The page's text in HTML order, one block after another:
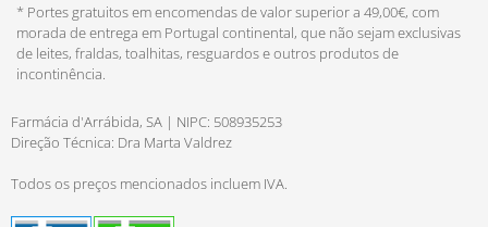
* Portes gratuitos em encomendas de valor superior a 49,00€, com
morada de entrega em Portugal continental, que não sejam exclusivas
de leites, fraldas, toalhitas, resguardos e outros produtos de
incontinência.
Farmácia d'Arrábida, SA | NIPC: 508935253
Direção Técnica: Dra Marta Valdrez
Todos os preços mencionados incluem IVA.